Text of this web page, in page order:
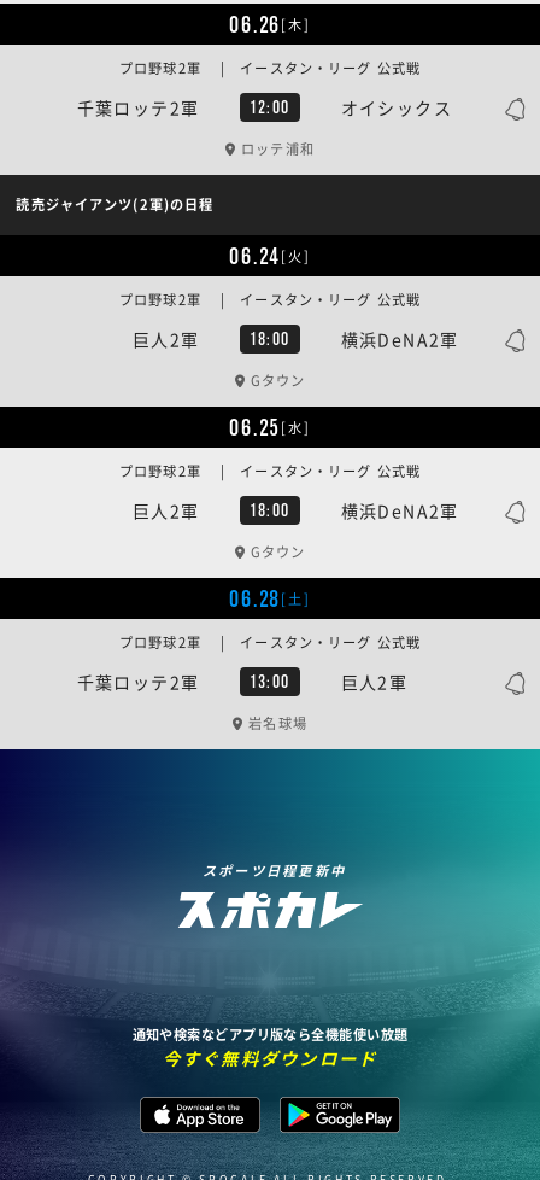
06.26[木]
千葉ロッテ2軍 12:00 オイシックス
プロ野球2軍 | イースタン・リーグ 公式戦
ロッテ浦和
読売ジャイアンツ(2軍)の日程
06.24[火]
巨人2軍 18:00 横浜DeNA2軍
プロ野球2軍 | イースタン・リーグ 公式戦
Gタウン
06.25[水]
巨人2軍 18:00 横浜DeNA2軍
プロ野球2軍 | イースタン・リーグ 公式戦
Gタウン
06.28[土]
千葉ロッテ2軍 13:00 巨人2軍
プロ野球2軍 | イースタン・リーグ 公式戦
岩名球場
スポーツ日程更新中
通知や検索などアプリ版なら全機能使い放題
今すぐ無料ダウンロード